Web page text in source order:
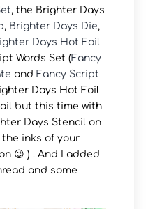
, the Brighter Days
, Brighter Days Die,
Days Hot Foil
Words Set (Fancy
and Fancy Script
Days Hot Foil
but this time with
Days Stencil on
inks of your
😉 ) . And I added
and some